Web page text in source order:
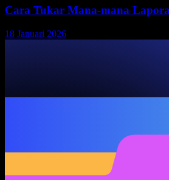
Cara Tukar Mana-mana
18 Januari 2026